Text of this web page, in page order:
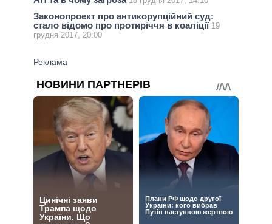
Законопроект про антикорупційний суд:
стало відомо про протиріччя в коаліції 19
грудня 2017, 20:00